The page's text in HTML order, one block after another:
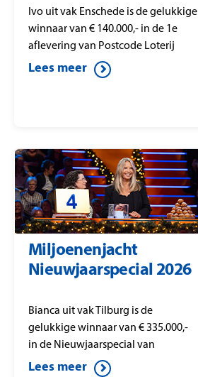
Ivo uit vak Enschede is de gelukkige
winnaar van € 140.000,- in de 1e
aflevering van Postcode Loterij
Miljoenenjacht. Ivo speelt alle
kandidaten weg en wint dit mooie
Lees meer
Miljoenenjacht
Nieuwjaarspecial 2026
Bianca uit vak Tilburg is de
gelukkige winnaar van € 335.000,-
in de Nieuwjaarspecial van
Postcode Loterij Miljoenenjacht.
Lees meer